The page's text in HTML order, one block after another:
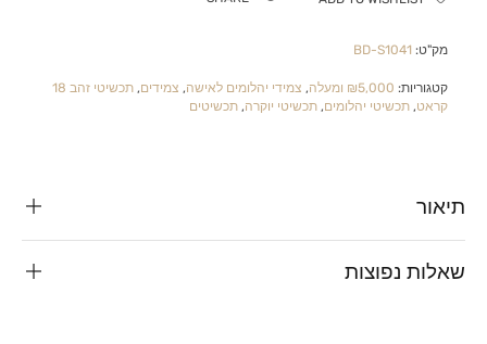
מק"ט:BD-S1041
קטגוריות: ₪5,000 ומעלה , צמידי יהלומים לאישה, צמידים,
תכשיטי זהב 18
קראט,תכשיטי יהלומים,תכשיטי יוקרה,תכשיטים
תיאור
שאלות נפוצות